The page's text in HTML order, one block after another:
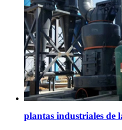
plantas industriales de